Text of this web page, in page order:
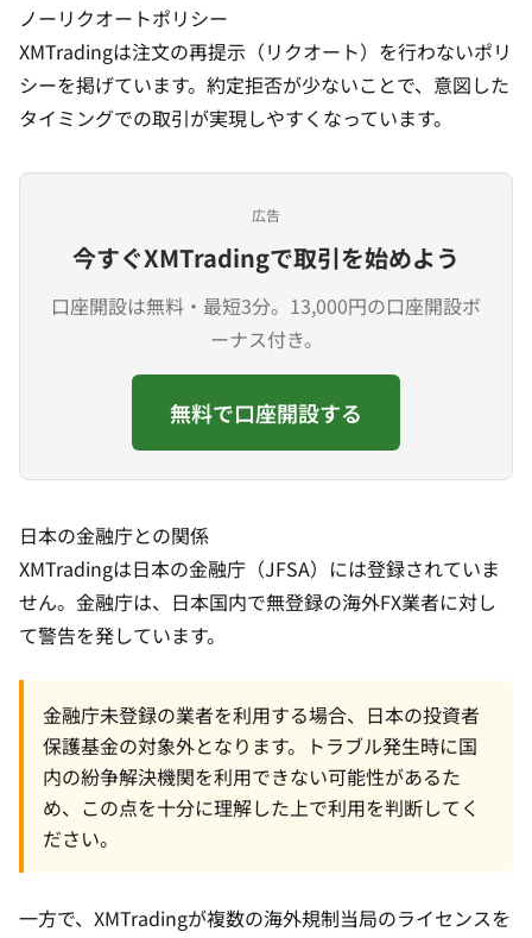
ノーリクオートポリシー
XMTradingは注文の再提示（リクオート）を行わないポリ
シーを掲げています。約定拒否が少ないことで、意図した
タイミングでの取引が実現しやすくなっています。
広告
今すぐXMTradingで取引を始めよう
口座開設は無料・最短3分。13,000円の口座開設ボ
ーナス付き。
無料で口座開設する
日本の金融庁との関係
XMTradingは日本の金融庁（JFSA）には登録されていま
せん。金融庁は、日本国内で無登録の海外FX業者に対し
て警告を発しています。
金融庁未登録の業者を利用する場合、日本の投資者
保護基金の対象外となります。トラブル発生時に国
内の紛争解決機関を利用できない可能性があるた
め、この点を十分に理解した上で利用を判断してく
ださい。
一方で、XMTradingが複数の海外規制当局のライセンスを